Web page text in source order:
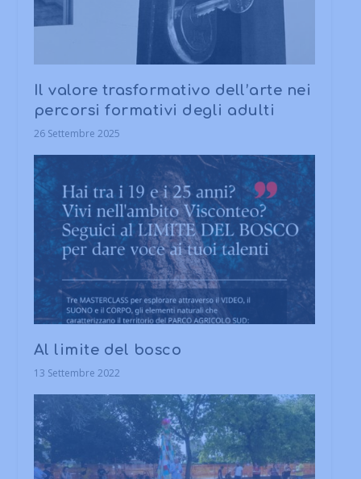
Il valore trasformativo dell’arte nei
percorsi formativi degli adulti
26 Settembre 2025
Al limite del bosco
13 Settembre 2022